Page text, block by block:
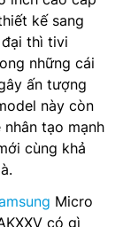
kế sang
thì tivi
những cái
ấn tượng
này còn
tạo mạnh
cùng khả
Micro
có gì